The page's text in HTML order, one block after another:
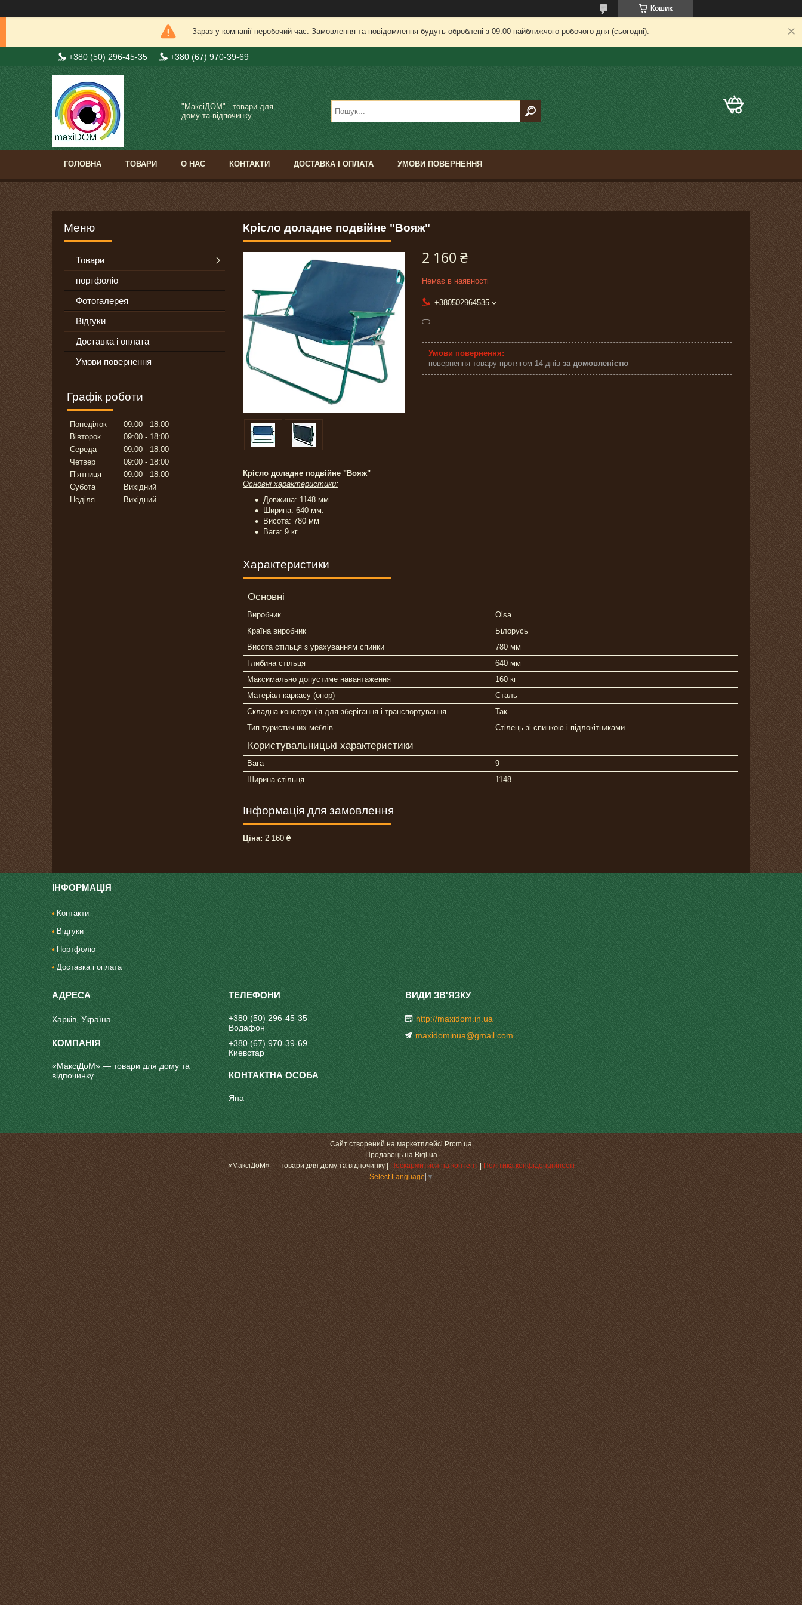
Кошик
Зараз у компанії неробочий час. Замовлення та повідомлення будуть оброблені з 09:00 найближчого робочого дня (сьогодні).
+380 (50) 296-45-35 +380 (67) 970-39-69
"МаксіДОМ" - товари для
дому та відпочинку
ГОЛОВНА ТОВАРИ О НАС КОНТАКТИ ДОСТАВКА І ОПЛАТА УМОВИ ПОВЕРНЕННЯ
Крісло доладне подвійне "Вояж"
2 160 ₴
Немає в наявності
+380502964535
повернення товару протягом 14 днів за домовленістю
Крісло доладне подвійне "Вояж"
Основні характеристики:
Довжина: 1148 мм.
Ширина: 640 мм.
Висота: 780 мм
Вага: 9 кг
Характеристики
Основні
Виробник
Olsa
Країна виробник
Білорусь
Висота стільця з урахуванням спинки
780 мм
Глибина стільця
640 мм
Максимально допустиме навантаження
160 кг
Матеріал каркасу (опор)
Сталь
Складна конструкція для зберігання і транспортування
Так
Тип туристичних меблів
Стілець зі спинкою і підлокітниками
Користувальницькі характеристики
Вага
9
Ширина стільця
1148
Інформація для замовлення
Ціна: 2 160 ₴
Товари
портфоліо
Фотогалерея
Відгуки
Доставка і оплата
Умови повернення
Графік роботи
Понеділок 09:00
18:00
Вівторок
09:00
18:00
Середа
09:00
18:00
Четвер
09:00
18:00
Пʼятниця
09:00
18:00
Субота
Вихідний
Неділя
Вихідний
ІНФОРМАЦІЯ
Контакти
Відгуки
Портфоліо
Доставка і оплата
Харків, Україна
«МаксіДоМ» — товари для дому та
відпочинку
+380 (50) 296-45-35
Водафон
+380 (67) 970-39-69
Киевстар
Яна
http://maxidom.in.ua
maxidominua@gmail.com
Сайт створений на маркетплейсі Prom.ua
Продавець на Bigl.ua
Поскаржитися на контент |Політика конфіденційності
Select Language ▼